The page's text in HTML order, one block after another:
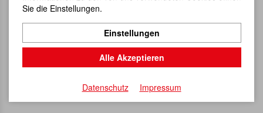
Sie die Einstellungen.
Einstellungen
Alle Akzeptieren
Datenschutz Impressum